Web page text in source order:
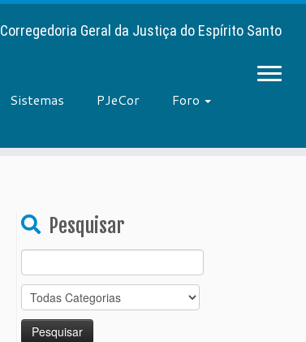
Corregedoria Geral da Justiça do Espírito Santo
Sistemas PJeCor
Foro
Pesquisar
for: